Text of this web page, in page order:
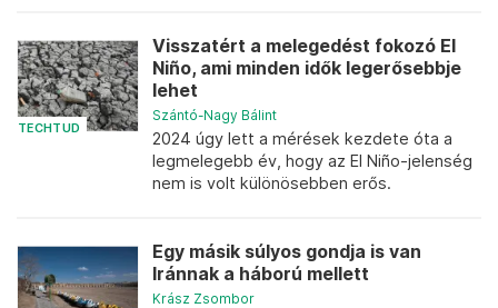
TECHTUD
Visszatért a melegedést fokozó El
Niño, ami minden idők legerősebbje
lehet
Szántó-Nagy Bálint
2024 úgy lett a mérések kezdete óta a
legmelegebb év, hogy az El Niño-jelenség
nem is volt különösebben erős.
Egy másik súlyos gondja is van
Iránnak a háború mellett
Krász Zsombor